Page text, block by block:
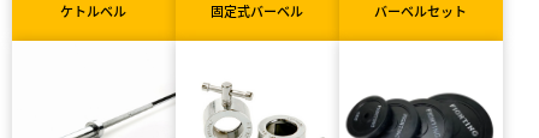
ケトルベル 固定式バーベル バーベルセット